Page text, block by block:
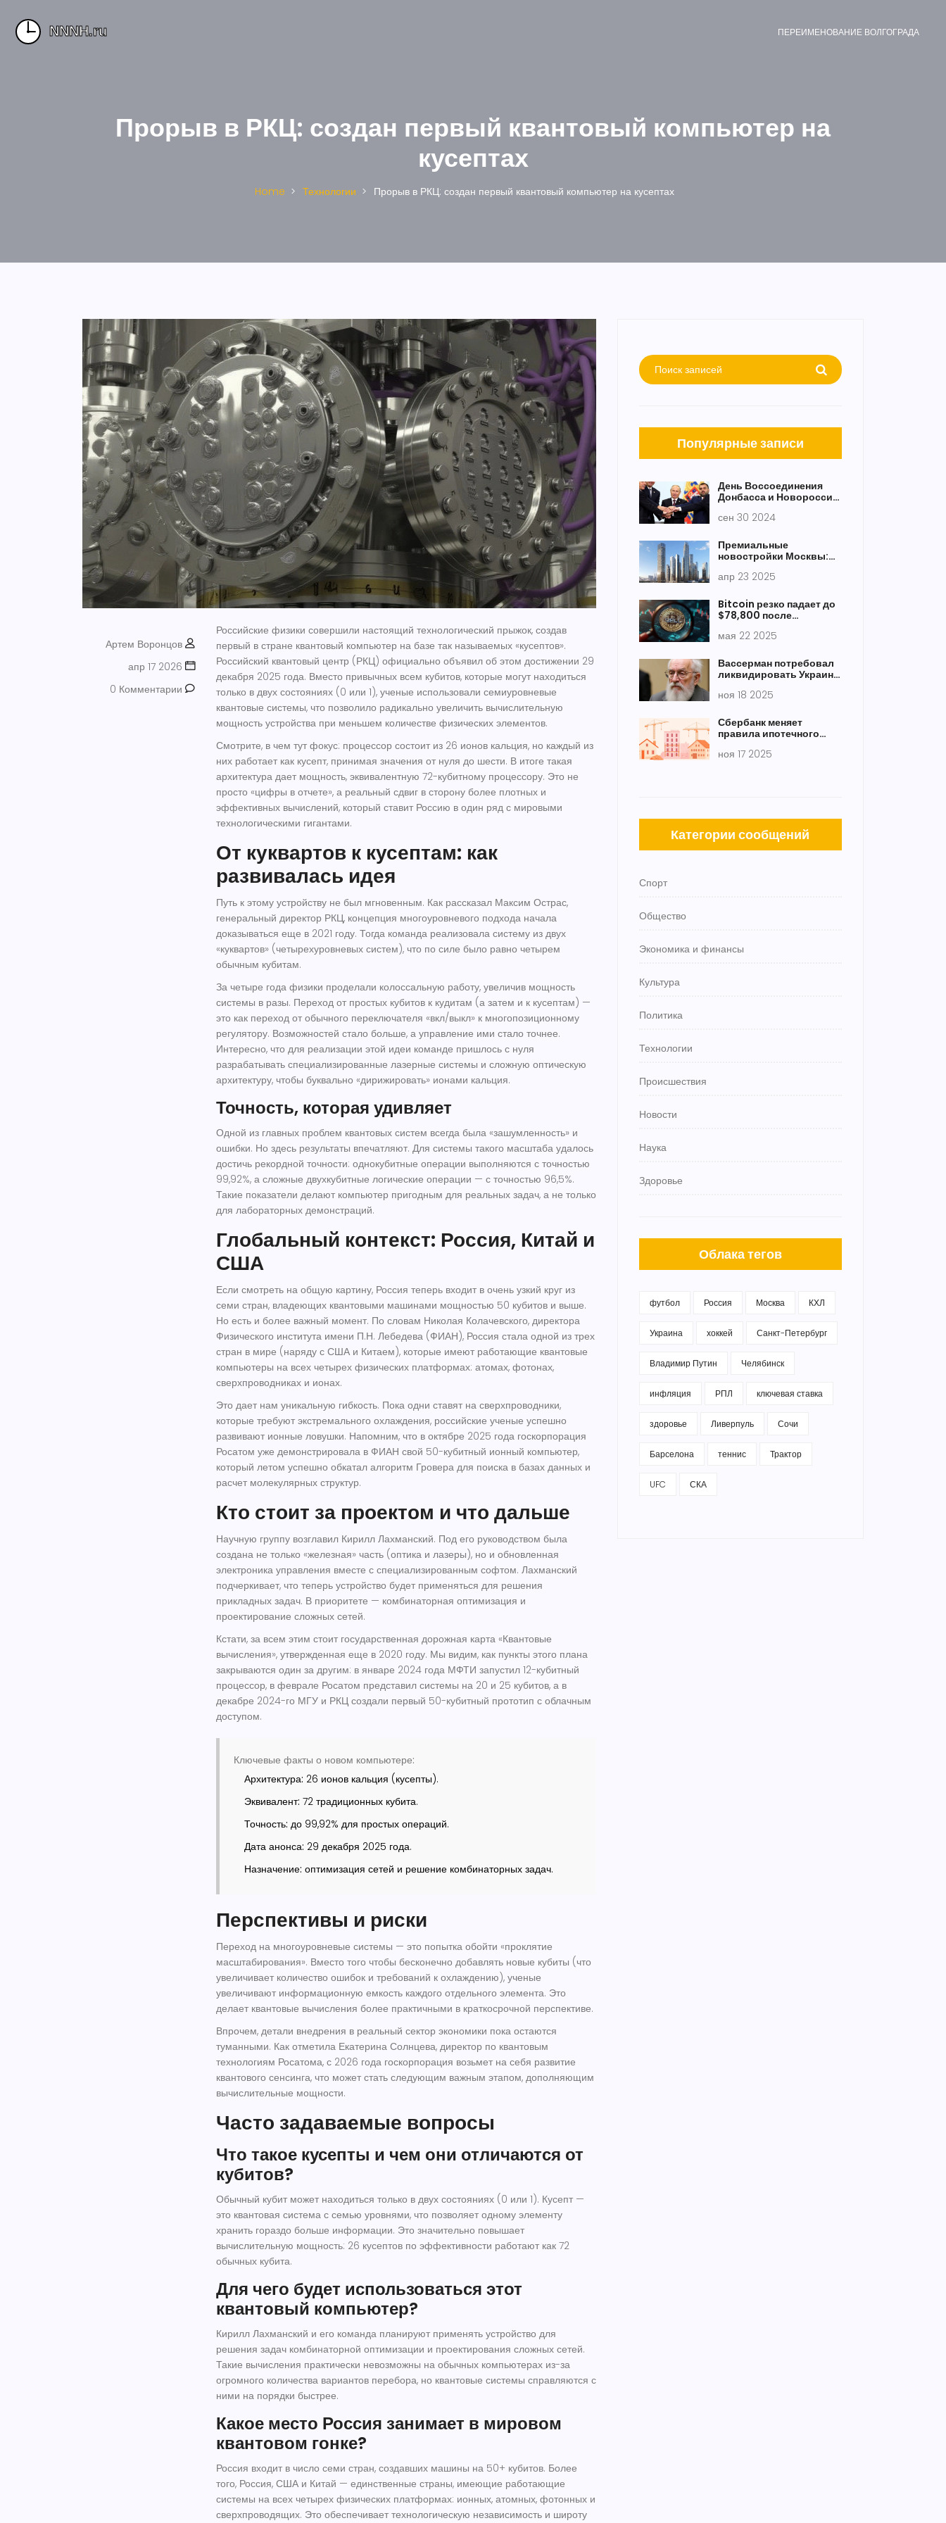
ПЕРЕИМЕНОВАНИЕ ВОЛГОГРАДА
Прорыв в РКЦ: создан первый квантовый компьютер на
кусептах
Home Технологии Прорыв в РКЦ: создан первый квантовый компьютер на кусептах
Артем Воронцов
апр 17 2026
0 Комментарии
Российские физики совершили настоящий технологический прыжок, создав
первый в стране квантовый компьютер на базе так называемых «кусептов».
Российский квантовый центр (РКЦ) официально объявил об этом достижении 29
декабря 2025 года. Вместо привычных всем кубитов, которые могут находиться
только в двух состояниях (0 или 1), ученые использовали семиуровневые
квантовые системы, что позволило радикально увеличить вычислительную
мощность устройства при меньшем количестве физических элементов.
Смотрите, в чем тут фокус: процессор состоит из 26 ионов кальция, но каждый из
них работает как кусепт, принимая значения от нуля до шести. В итоге такая
архитектура дает мощность, эквивалентную 72-кубитному процессору. Это не
просто «цифры в отчете», а реальный сдвиг в сторону более плотных и
эффективных вычислений, который ставит Россию в один ряд с мировыми
технологическими гигантами.
От куквартов к кусептам: как
развивалась идея
Путь к этому устройству не был мгновенным. Как рассказал Максим Острас,
генеральный директор РКЦ, концепция многоуровневого подхода начала
доказываться еще в 2021 году. Тогда команда реализовала систему из двух
«куквартов» (четырехуровневых систем), что по силе было равно четырем
обычным кубитам.
За четыре года физики проделали колоссальную работу, увеличив мощность
системы в разы. Переход от простых кубитов к кудитам (а затем и к кусептам) —
это как переход от обычного переключателя «вкл/выкл» к многопозиционному
регулятору. Возможностей стало больше, а управление ими стало точнее.
Интересно, что для реализации этой идеи команде пришлось с нуля
разрабатывать специализированные лазерные системы и сложную оптическую
архитектуру, чтобы буквально «дирижировать» ионами кальция.
Точность, которая удивляет
Одной из главных проблем квантовых систем всегда была «зашумленность» и
ошибки. Но здесь результаты впечатляют. Для системы такого масштаба удалось
достичь рекордной точности: однокубитные операции выполняются с точностью
99,92%, а сложные двухкубитные логические операции — с точностью 96,5%.
Такие показатели делают компьютер пригодным для реальных задач, а не только
для лабораторных демонстраций.
Глобальный контекст: Россия, Китай и
США
Если смотреть на общую картину, Россия теперь входит в очень узкий круг из
семи стран, владеющих квантовыми машинами мощностью 50 кубитов и выше.
Но есть и более важный момент. По словам Николая Колачевского, директора
Физического института имени П.Н. Лебедева (ФИАН), Россия стала одной из трех
стран в мире (наряду с США и Китаем), которые имеют работающие квантовые
компьютеры на всех четырех физических платформах: атомах, фотонах,
сверхпроводниках и ионах.
Это дает нам уникальную гибкость. Пока одни ставят на сверхпроводники,
которые требуют экстремального охлаждения, российские ученые успешно
развивают ионные ловушки. Напомним, что в октябре 2025 года госкорпорация
Росатом уже демонстрировала в ФИАН свой 50-кубитный ионный компьютер,
который летом успешно обкатал алгоритм Гровера для поиска в базах данных и
расчет молекулярных структур.
Кто стоит за проектом и что дальше
Научную группу возглавил Кирилл Лахманский. Под его руководством была
создана не только «железная» часть (оптика и лазеры), но и обновленная
электроника управления вместе с специализированным софтом. Лахманский
подчеркивает, что теперь устройство будет применяться для решения
прикладных задач. В приоритете — комбинаторная оптимизация и
проектирование сложных сетей.
Кстати, за всем этим стоит государственная дорожная карта «Квантовые
вычисления», утвержденная еще в 2020 году. Мы видим, как пункты этого плана
закрываются один за другим: в январе 2024 года МФТИ запустил 12-кубитный
процессор, в феврале Росатом представил системы на 20 и 25 кубитов, а в
декабре 2024-го МГУ и РКЦ создали первый 50-кубитный прототип с облачным
доступом.
Ключевые факты о новом компьютере:
Архитектура: 26 ионов кальция (кусепты).
Эквивалент: 72 традиционных кубита.
Точность: до 99,92% для простых операций.
Дата анонса: 29 декабря 2025 года.
Назначение: оптимизация сетей и решение комбинаторных задач.
Перспективы и риски
Переход на многоуровневые системы — это попытка обойти «проклятие
масштабирования». Вместо того чтобы бесконечно добавлять новые кубиты (что
увеличивает количество ошибок и требований к охлаждению), ученые
увеличивают информационную емкость каждого отдельного элемента. Это
делает квантовые вычисления более практичными в краткосрочной перспективе.
Впрочем, детали внедрения в реальный сектор экономики пока остаются
туманными. Как отметила Екатерина Солнцева, директор по квантовым
технологиям Росатома, с 2026 года госкорпорация возьмет на себя развитие
квантового сенсинга, что может стать следующим важным этапом, дополняющим
вычислительные мощности.
Часто задаваемые вопросы
Что такое кусепты и чем они отличаются от
кубитов?
Обычный кубит может находиться только в двух состояниях (0 или 1). Кусепт —
это квантовая система с семью уровнями, что позволяет одному элементу
хранить гораздо больше информации. Это значительно повышает
вычислительную мощность: 26 кусептов по эффективности работают как 72
обычных кубита.
Для чего будет использоваться этот
квантовый компьютер?
Кирилл Лахманский и его команда планируют применять устройство для
решения задач комбинаторной оптимизации и проектирования сложных сетей.
Такие вычисления практически невозможны на обычных компьютерах из-за
огромного количества вариантов перебора, но квантовые системы справляются с
ними на порядки быстрее.
Какое место Россия занимает в мировом
квантовом гонке?
Россия входит в число семи стран, создавших машины на 50+ кубитов. Более
того, Россия, США и Китай — единственные страны, имеющие работающие
системы на всех четырех физических платформах: ионных, атомных, фотонных и
сверхпроводящих. Это обеспечивает технологическую независимость и широту
Популярные записи
День Воссоединения
Донбасса и Новороссии
помощь
сен 30 2024
Премиальные
новостройки Москвы:
лучшая транспортная
апр 23 2025
Bitcoin резко падает до
$78,800 после
тарифов Трампа и
мая 22 2025
Вассерман потребовал
ликвидировать Украину
организацию»
ноя 18 2025
Сбербанк меняет
правила ипотечного
до 31 августа для
ноя 17 2025
Категории сообщений
Спорт
Общество
Экономика и финансы
Культура
Политика
Технологии
Происшествия
Новости
Наука
Здоровье
Облака тегов
футбол Россия Москва КХЛ
Украина хоккей Санкт-Петербург
Владимир Путин Челябинск
инфляция РПЛ ключевая ставка
здоровье Ливерпуль Сочи
Барселона теннис Трактор
UFC СКА